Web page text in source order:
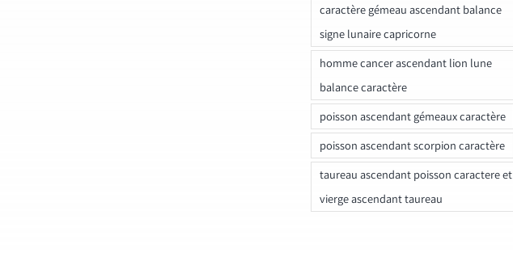
caractère gémeau ascendant balance
signe lunaire capricorne
homme cancer ascendant lion lune
balance caractère
poisson ascendant gémeaux caractère
poisson ascendant scorpion caractère
taureau ascendant poisson caractere et
vierge ascendant taureau